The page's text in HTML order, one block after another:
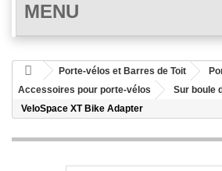
MENU
Porte-vélos et Barres de Toit
Accessoires pour porte-vélos
Sur boule
VeloSpace XT Bike Adapter